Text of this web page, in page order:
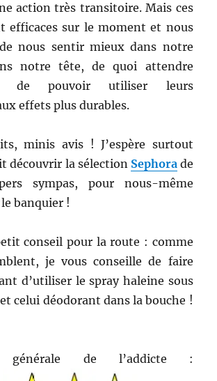
action très transitoire. Mais ces
efficaces sur le moment et nous
nous sentir mieux dans notre
notre tête, de quoi attendre
de pouvoir utiliser leurs
effets plus durables.
minis avis ! J’espère surtout
découvrir la sélection Sephorade
sympas, pour nous-même
banquier !
conseil pour la route : comme
je vous conseille de faire
d’utiliser le spray haleine sous
celui déodorant dans la bouche !
de l’addicte :